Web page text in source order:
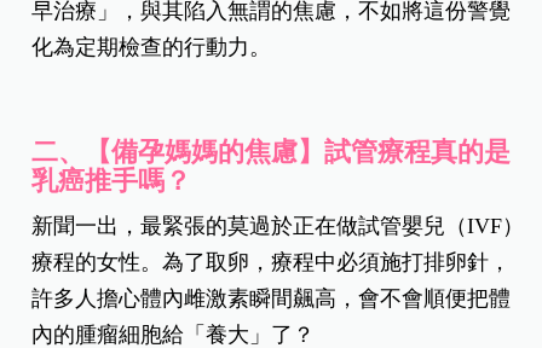
早治療」，與其陷入無謂的焦慮，不如將這份警覺
化為定期檢查的行動力。
二、【備孕媽媽的焦慮】試管療程真的是
乳癌推手嗎？
新聞一出，最緊張的莫過於正在做試管嬰兒（IVF）
療程的女性。為了取卵，療程中必須施打排卵針，
許多人擔心體內雌激素瞬間飆高，會不會順便把體
內的腫瘤細胞給「養大」了？